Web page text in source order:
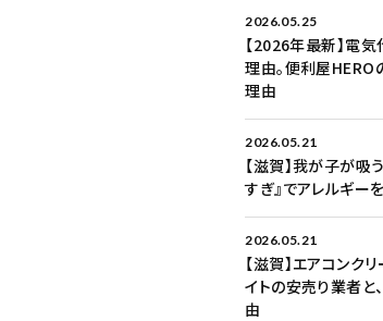
2026.05.25
【2026年最新】電
理由。便利屋HERO
理由
2026.05.21
【滋賀】我が子が吸
すぎ』でアレルギー
2026.05.21
【滋賀】エアコンク
イトの安売り業者と
由